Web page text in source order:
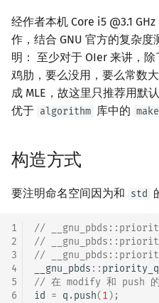
Lyndon 分解
Main–Lorentz 算法
序理论
杨氏矩阵
拟阵
Berlekamp–Massey 算法
动态树
析合树
PQ 树
手指树
霍夫曼树
平面图
弦图
图的着色
网络流
图的匹配
Prüfer 序列
矩阵树定理
LGV 引理
最大团搜索算法
经作者本机 Core i5 @3.1
作，结合 GNU 官方的复杂
明： 至少对于 OIer 来讲，
鸡肋，要么没用，要么常数
成 MLE，故这里只推荐用默
优于 algorithm 库中的
构造方式
要注明命名空间因为和 std
1
2
3
4
5
6
//
//
//
__gnu_pbds ::
// 在 modify 和 push 的
id
= q .push(1);